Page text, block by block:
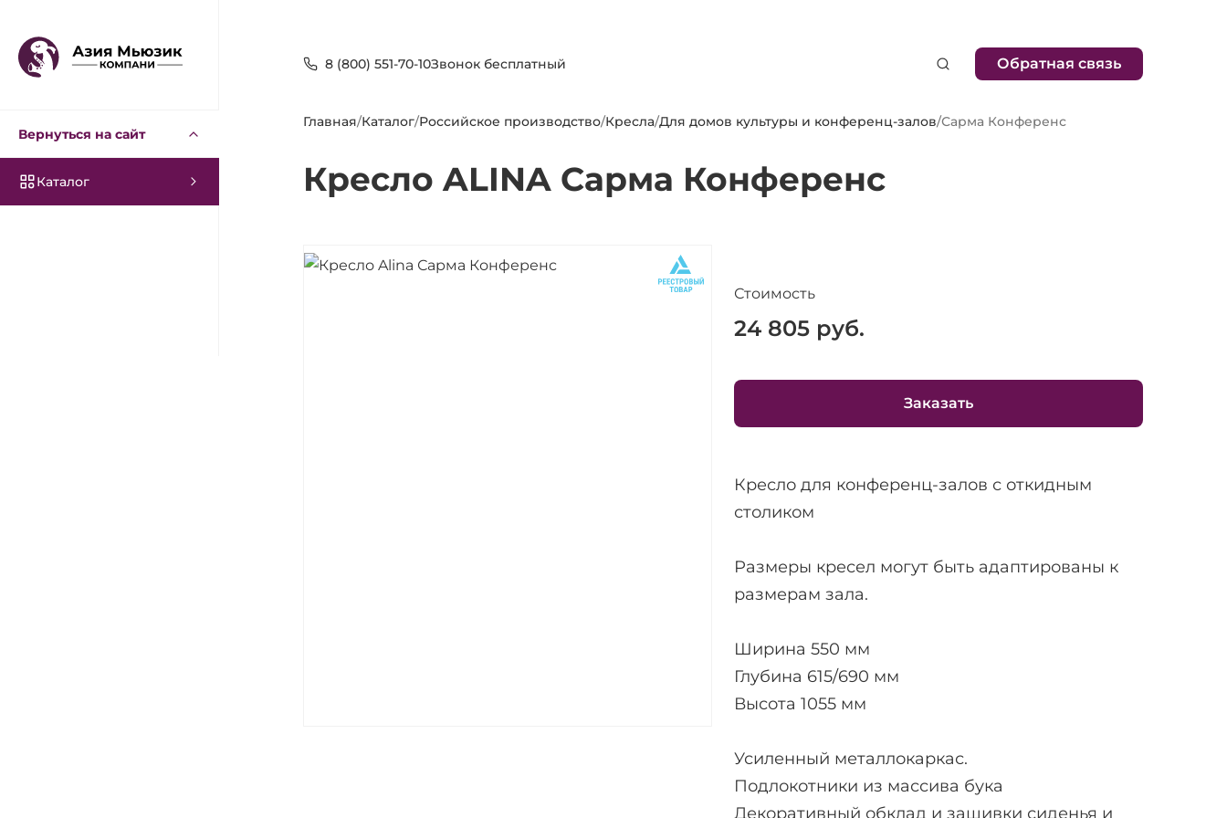
Вернуться на сайт
Каталог
8 (800) 551-70-10Звонок бесплатный Обратная связь
Главная/Каталог/Российское производство/Кресла/Для домов культуры и конференц-залов/Сарма Конференс
Кресло ALINA Сарма Конференс
Стоимость
24 805 руб.
Заказать
Кресло для конференц-залов с откидным
столиком
Размеры кресел могут быть адаптированы к
размерам зала.
Ширина 550 мм
Глубина 615/690 мм
Высота 1055 мм
Усиленный металлокаркас.
Подлокотники из массива бука
Декоративный обклад и зашивки сиденья и